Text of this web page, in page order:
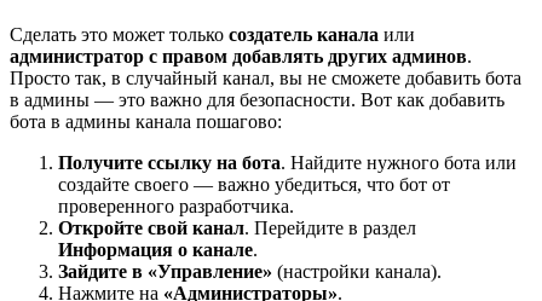
Сделать это может только создатель канала или
администратор с правом добавлять других админов.
Просто так, в случайный канал, вы не сможете добавить бота
в админы — это важно для безопасности. Вот как добавить
бота в админы канала пошагово:
Получите ссылку на бота. Найдите нужного бота или
создайте своего — важно убедиться, что бот от
проверенного разработчика.
Откройте свой канал. Перейдите в раздел
Информация о канале.
Зайдите в «Управление» (настройки канала).
Нажмите на «Администраторы».